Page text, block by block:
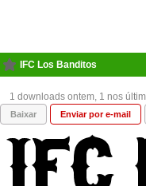
IFC Los Banditos
1 downloads ontem, 1 nos
Baixar Enviar por e-mail